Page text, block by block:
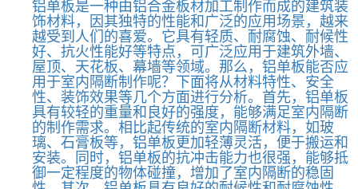
铝单板是一种由铝合金板材加工制作而成的建筑装
饰材料，因其独特的性能和广泛的应用场景，越来
越受到人们的喜爱。它具有轻质、耐腐蚀、耐候性
好、抗火性能好等特点，可广泛应用于建筑外墙、
屋顶、天花板、幕墙等领域。那么，铝单板能否应
用于室内隔断制作呢？下面将从材料特性、安全
性、装饰效果等几个方面进行分析。首先，铝单板
具有较轻的重量和良好的强度，能够满足室内隔断
的制作需求。相比起传统的室内隔断材料，如玻
璃、石膏板等，铝单板更加轻薄灵活，便于搬运和
安装。同时，铝单板的抗冲击能力也很强，能够抵
御一定程度的物体碰撞，增加了室内隔断的稳固